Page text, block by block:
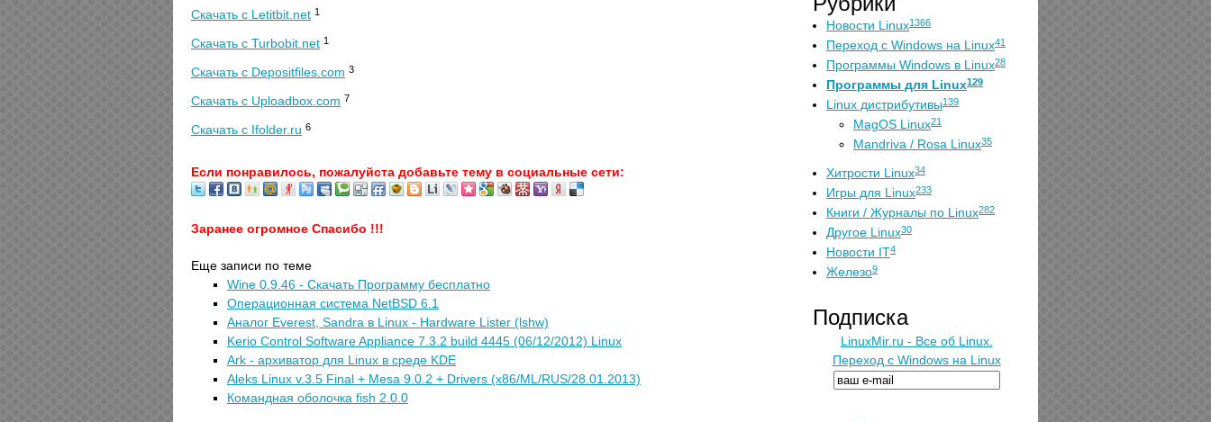
Скачать с Letitbit.net 1
Скачать с Turbobit.net 1
Скачать с Depositfiles.com 3
Скачать с Uploadbox.com 7
Скачать с Ifolder.ru 6
Если понравилось, пожалуйста добавьте тему в социальные сети:
Заранее огромное Спасибо !!!
Еще записи по теме
Wine 0.9.46 - Скачать Программу бесплатно
Операционная система NetBSD 6.1
Аналог Everest, Sandra в Linux - Hardware Lister (lshw)
Kerio Control Software Appliance 7.3.2 build 4445 (06/12/2012) Linux
Ark - архиватор для Linux в среде KDE
Aleks Linux v.3.5 Final + Mesa 9.0.2 + Drivers (x86/ML/RUS/28.01.2013)
Командная оболочка fish 2.0.0
Новости Linux1366
Переход с Windows на Linux41
Программы Windows в Linux28
Программы для Linux129
Linux дистрибутивы139
MagOS Linux21
Mandriva / Rosa Linux35
Хитрости Linux34
Игры для Linux233
Книги / Журналы по Linux282
Другое Linux30
Новости IT4
Железо9
Подписка
LinuxMir.ru - Все об Linux.
Переход с Windows на Linux